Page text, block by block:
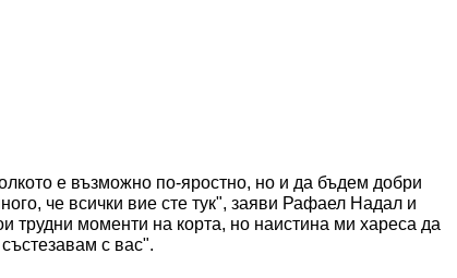
е възможно по-яростно, но и да бъдем добри
че всички вие сте тук", заяви Рафаел Надал и
трудни моменти на корта, но наистина ми хареса да
с вас".